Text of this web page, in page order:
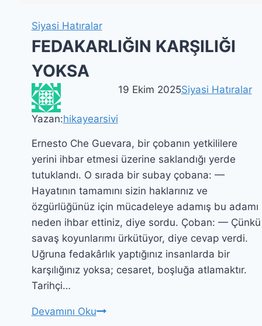
Siyasi Hatıralar
FEDAKARLIĞIN KARŞILIĞI
YOKSA
Yazan:hikayearsivi
19 Ekim 2025Siyasi Hatıralar
Ernesto Che Guevara, bir çobanın yetkililere
yerini ihbar etmesi üzerine saklandığı yerde
tutuklandı. O sırada bir subay çobana: —
Hayatının tamamını sizin haklarınız ve
özgürlüğünüz için mücadeleye adamış bu adamı
neden ihbar ettiniz, diye sordu. Çoban: — Çünkü
savaş koyunlarımı ürkütüyor, diye cevap verdi.
Uğruna fedakârlık yaptığınız insanlarda bir
karşılığınız yoksa; cesaret, boşluğa atlamaktır.
Tarihçi…
Devamını OkuFEDAKARLIĞIN